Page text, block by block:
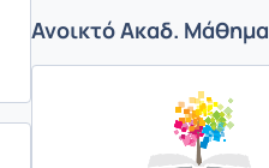
Ανοικτό Ακαδ. Μάθημα